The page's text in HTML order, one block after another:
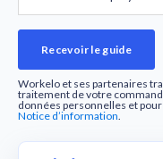
Workelo et ses partenaires
traitement de votre
données personnelles et
Notice d’information